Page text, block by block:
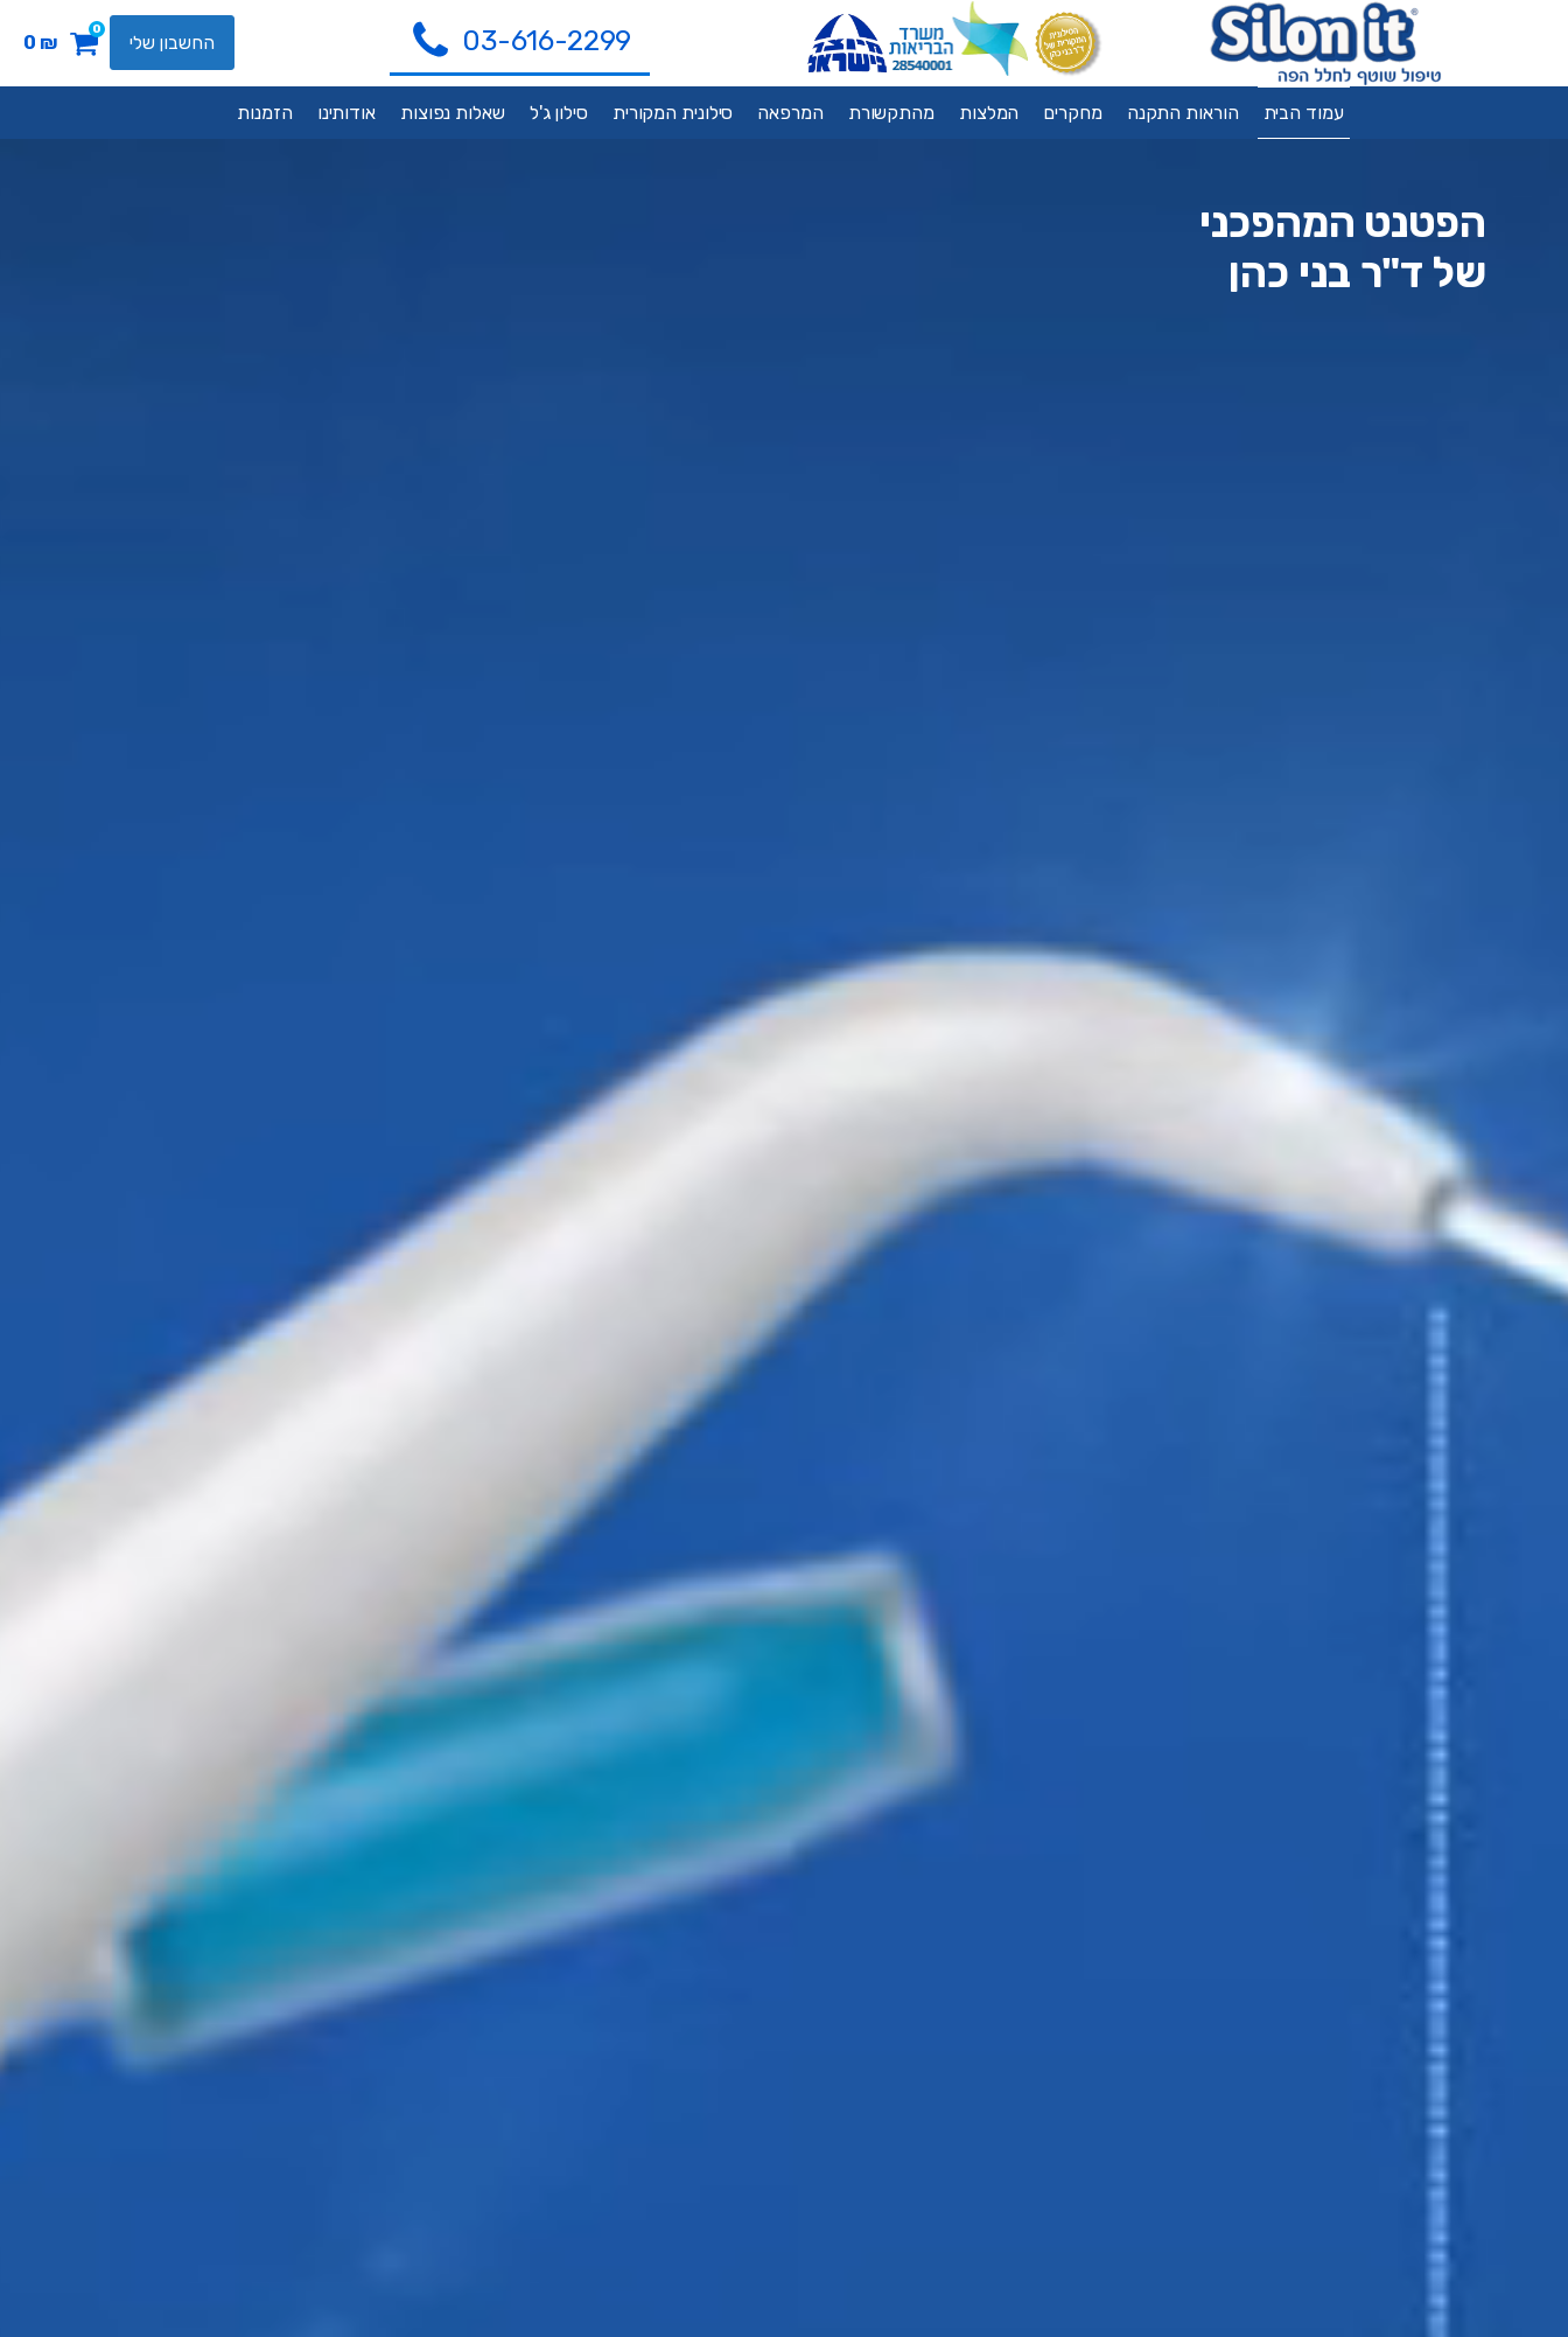
03-616-2299 החשבון שלי
0
0 ₪
עמוד הבית הוראות התקנה מחקרים המלצות מהתקשורת המרפאה סילונית המקורית סילון ג'ל שאלות נפוצות אודותינו הזמנות
הפטנט המהפכני
של ד"ר בני כהן